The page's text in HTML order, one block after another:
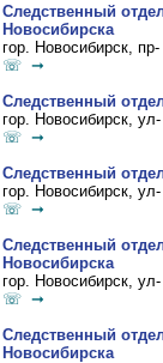
Следственный
Новосибирска
гор. Новосибирск,
☏ ➞
Следственный
гор. Новосибирск,
☏ ➞
Следственный
гор. Новосибирск,
☏ ➞
Следственный
Новосибирска
гор. Новосибирск,
☏ ➞
Следственный
Новосибирска